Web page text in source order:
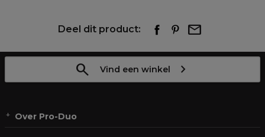
Deel dit product:
Vind een winkel
Over Pro-Duo